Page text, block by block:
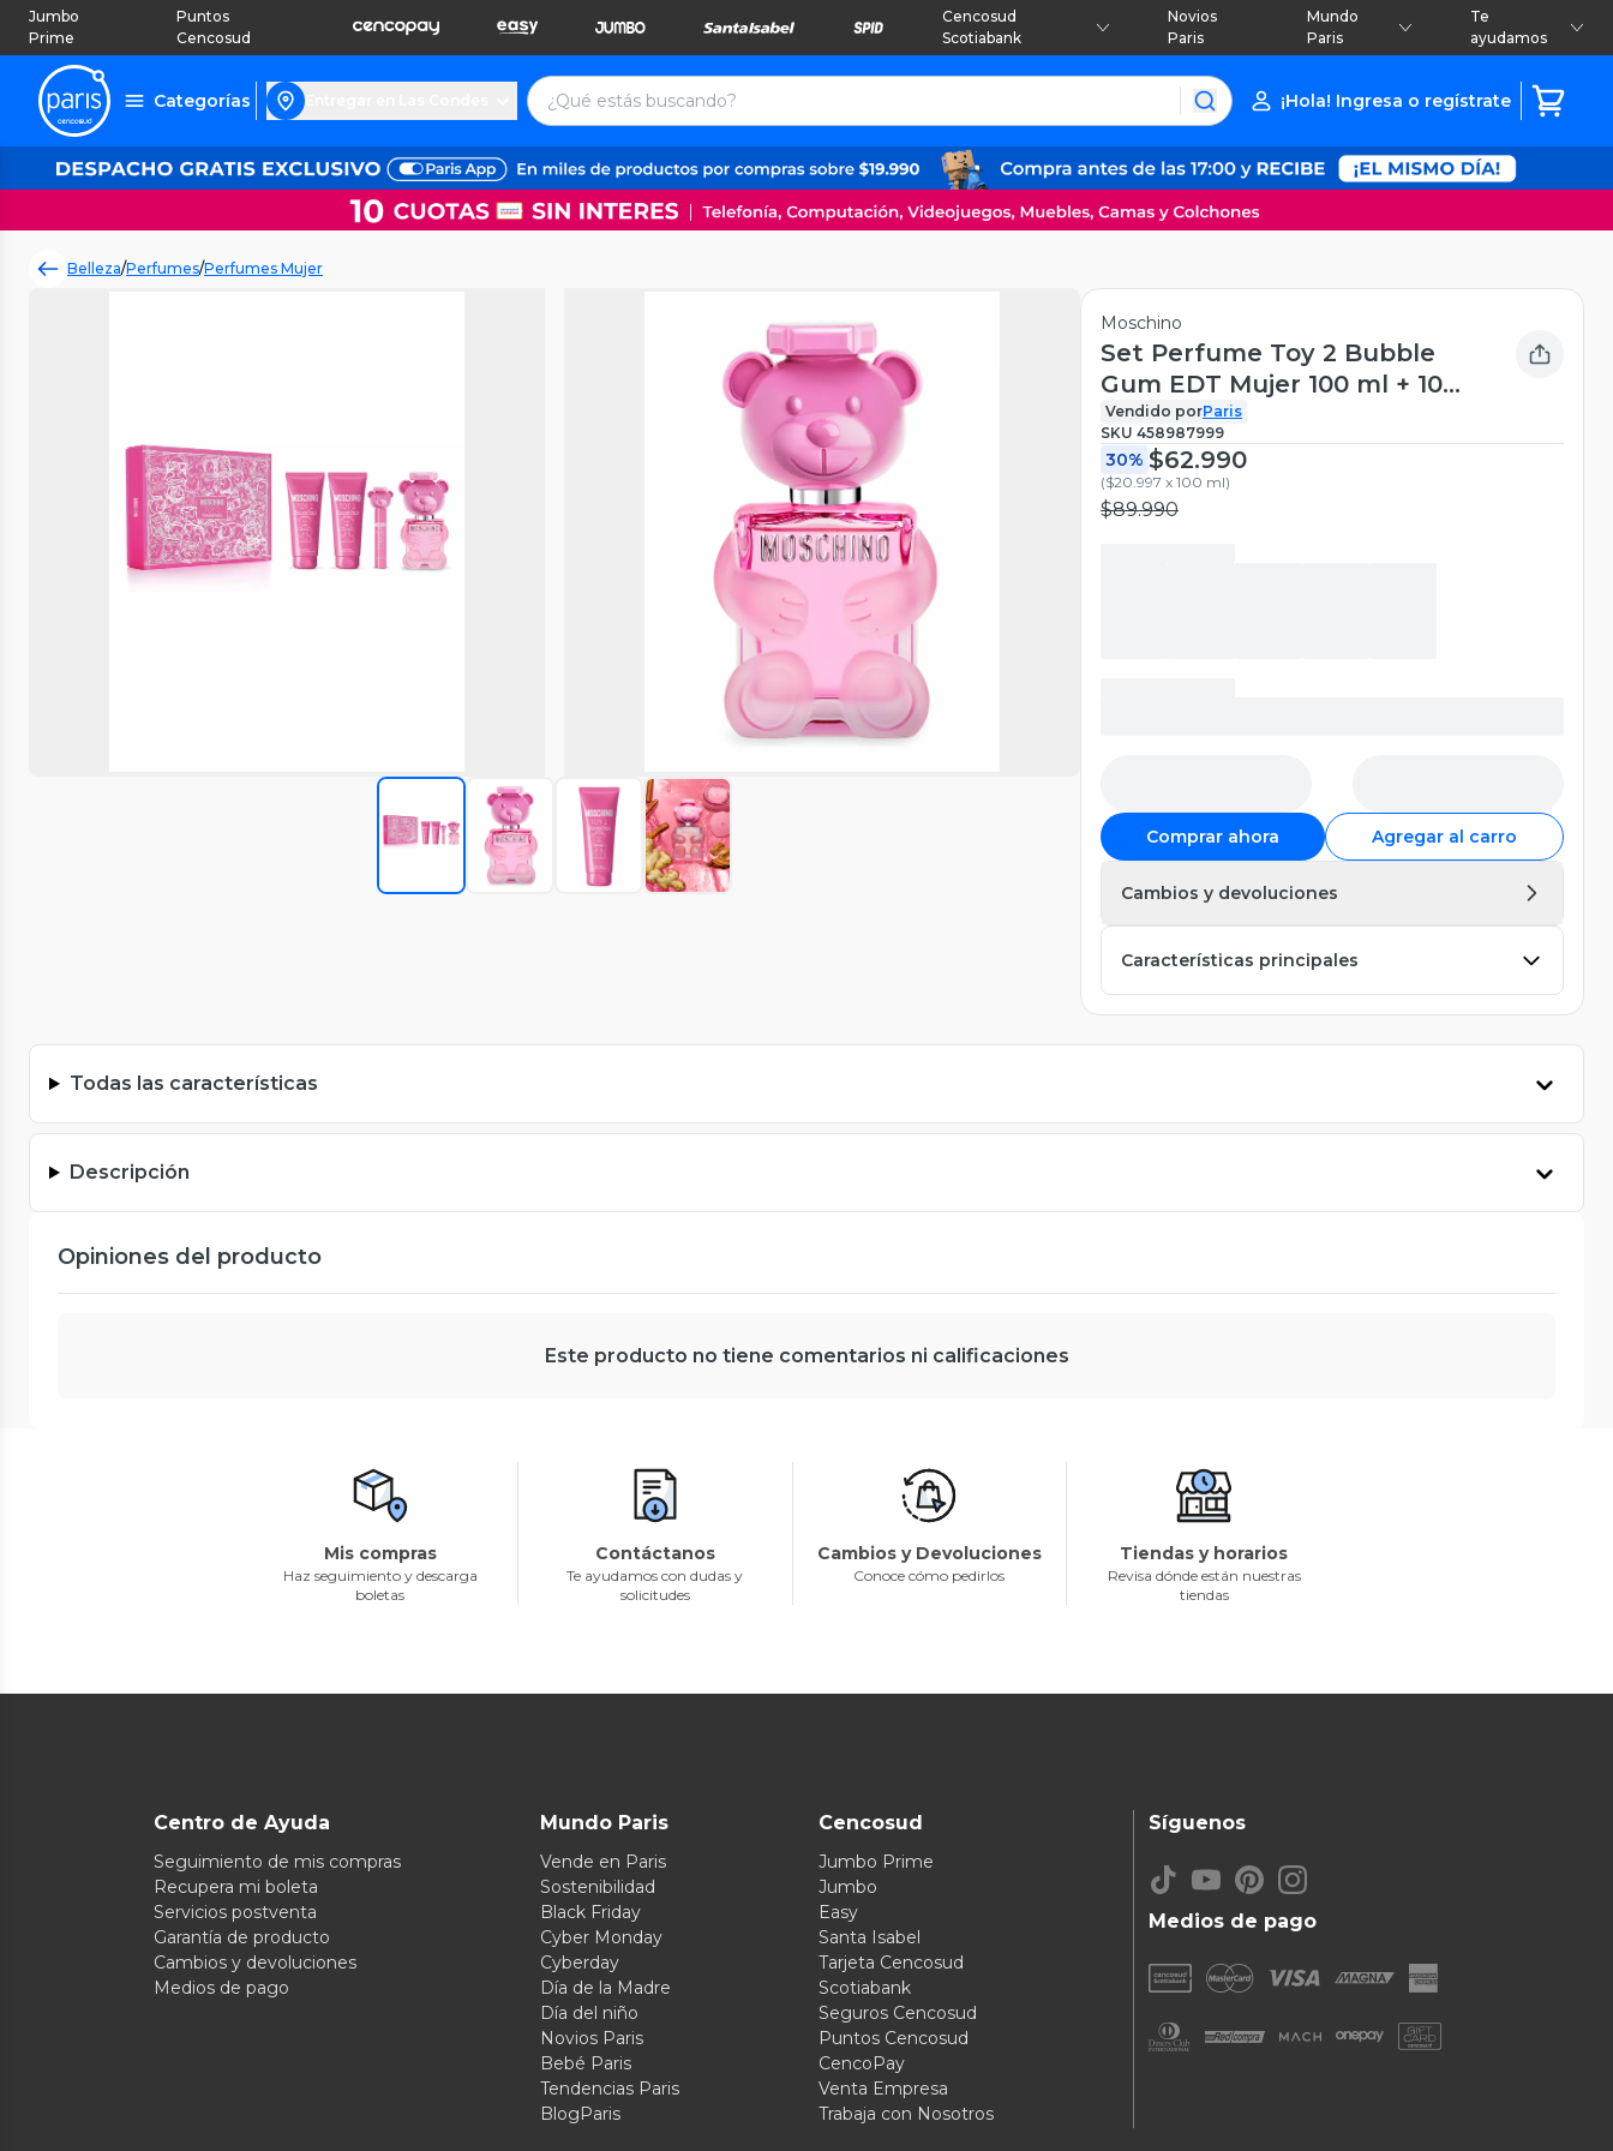
Jumbo
Prime
Puntos
Cencosud
Cencosud
Scotiabank
Novios
Paris
Mundo
Paris
Te
ayudamos
Categorías ¡Hola! Ingresa o regístrate
Belleza/Perfumes/Perfumes Mujer
Moschino
Set Perfume Toy 2 Bubble
Gum EDT Mujer 100 ml + 10
ml + Body Shower 100 ml +
Body Lotion 100 ml
Vendido porParis
SKU 458987999
30% $62.990
($20.997 x 100 ml)
$89.990
Comprar ahora Agregar al carro
Cambios y devoluciones
Características principales
Todas las características
Descripción
Opiniones del producto
Este producto no tiene comentarios ni calificaciones
Mis compras
Haz seguimiento y descarga
boletas
Contáctanos
Te ayudamos con dudas y
solicitudes
Cambios y Devoluciones
Conoce cómo pedirlos
Tiendas y horarios
Revisa dónde están nuestras
tiendas
Centro de Ayuda
Seguimiento de mis compras
Recupera mi boleta
Servicios postventa
Garantía de producto
Cambios y devoluciones
Medios de pago
Mundo Paris
Vende en Paris
Sostenibilidad
Black Friday
Cyber Monday
Cyberday
Día de la Madre
Día del niño
Novios Paris
Bebé Paris
Tendencias Paris
BlogParis
Cencosud
Jumbo Prime
Jumbo
Easy
Santa Isabel
Tarjeta Cencosud
Scotiabank
Seguros Cencosud
Puntos Cencosud
CencoPay
Venta Empresa
Trabaja con Nosotros
Medios de pago
Síguenos